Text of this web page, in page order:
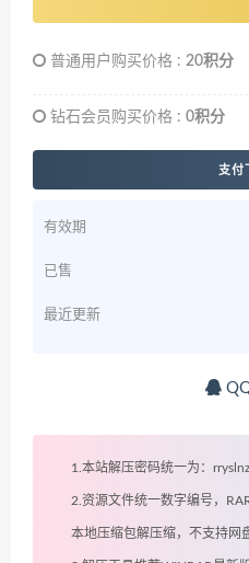
普通用户购买价格 : 20积分
钻石会员购买价格 : 0积分
支付
有效期
已售
最近更新
1.本站解压密码统一为：
2.资源文件统一数字编号，
本地压缩包解压缩，不支持网